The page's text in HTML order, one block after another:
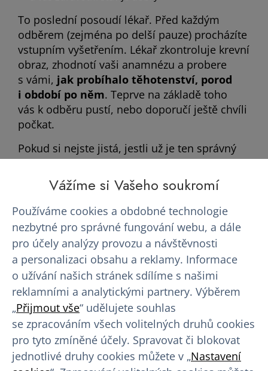
To poslední posoudí lékař. Před každým
odběrem (zejména po delší pauze) procházíte
vstupním vyšetřením. Lékař zkontroluje krevní
obraz, zhodnotí vaši anamnézu a probere
s vámi, jak probíhalo těhotenství, porod
i období po něm. Teprve na základě toho
vás k odběru pustí, nebo doporučí ještě chvíli
počkat.
Pokud si nejste jistá, jestli už je ten správný
čas, klidně seozvěte do našeho dárcovského
centra. Náš zdravotnický personál vám poradí
a případně naplánuje vyšetření, abyste měla
jasno.
Přihlásit se k odběru plazmy
Registrace nového dárce
Časté otázky žen po porodu:
Ovlivní darování plazmy kvalitu
Vážíme si Vašeho soukromí
Používáme cookies a obdobné technologie
nezbytné pro správné fungování webu, a dále
pro účely analýzy provozu a návštěvnosti
a personalizaci obsahu a reklamy. Informace
o užívání našich stránek sdílíme s našimi
reklamními a analytickými partnery. Výběrem
„Přijmout vše“ udělujete souhlas
se zpracováním všech volitelných druhů cookies
pro tyto zmíněné účely. Spravovat či blokovat
jednotlivé druhy cookies můžete v „Nastavení